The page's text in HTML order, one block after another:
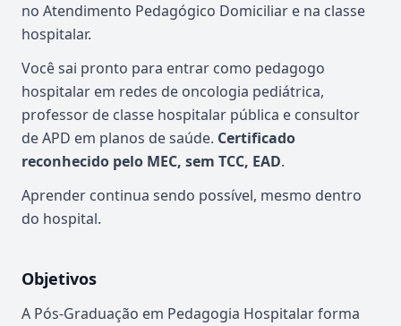
no Atendimento Pedagógico Domiciliar e na classe
hospitalar.
Você sai pronto para entrar como pedagogo
hospitalar em redes de oncologia pediátrica,
professor de classe hospitalar pública e consultor
de APD em planos de saúde. Certificado
reconhecido pelo MEC, sem TCC, EAD.
Aprender continua sendo possível, mesmo dentro
do hospital.
Objetivos
A Pós-Graduação em Pedagogia Hospitalar forma